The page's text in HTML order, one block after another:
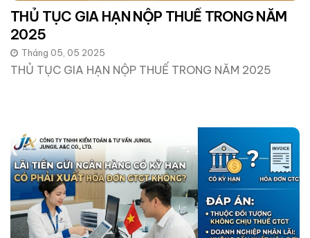
THỦ TỤC GIA HẠN NỘP THUẾ TRONG NĂM
2025
Tháng 05, 05 2025
THỦ TỤC GIA HẠN NỘP THUẾ TRONG NĂM 2025